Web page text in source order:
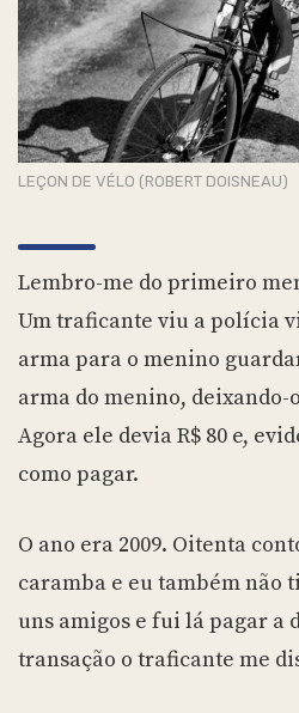
LEÇON DE VÉLO (ROBERT DOISNEAU)
Lembro-me do primeiro
Um traficante viu a polícia
arma para o menino
arma do menino, deixando-
Agora ele devia R$ 80 e,
como pagar.
O ano era 2009. Oitenta
caramba e eu também não
uns amigos e fui lá pagar a
transação o traficante me